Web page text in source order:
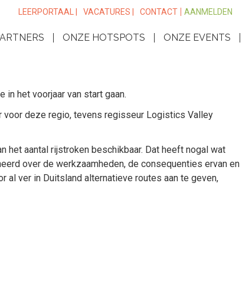
LEERPORTAAL | VACATURES | CONTACT AANMELDEN
ONZE HOTSPOTS ONZE EVENTS
het voorjaar van start gaan.
voor deze regio, tevens regisseur Logistics Valley
aantal rijstroken beschikbaar. Dat heeft nogal wat
over de werkzaamheden, de consequenties ervan en
al ver in Duitsland alternatieve routes aan te geven,